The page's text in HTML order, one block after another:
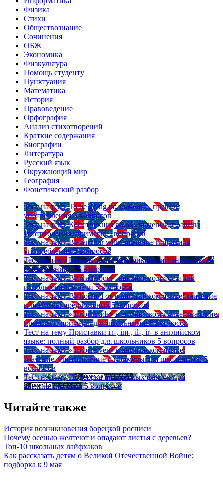
Физика
Стихи
Обществознание
Сочинения
ОБЖ
Экономика
Физкультура
Помощь студенту
Пунктуация
Математика
История
Правоведение
Орфография
Анализ стихотворений
Краткие содержания
Биографии
Литература
Русский язык
Окружающий мир
География
Фонетический разбор
Тест на тему To be going to: значение, правила
употребления 5 вопросов
Тест на тему Конструкция go on: значения, правила
употребления, примеры 5 вопросов
Тест на тему Be familiar with: значение и правила
употребления 5 вопросов
Тест на тему Британский vs американский английский:
в чем разница? 5 вопросов
Тест на тему Be mad about - как переводится и как
использовать в речи 5 вопросов
Тест на тему Be hooked on в английском языке: значение
и примеры предложений 5 вопросов
Тест на тему «To be made» в английском языке: значение,
правила и примеры для школьников 5 вопросов
Тест на тему Приставки in-, im-, il-, ir- в английском
языке: полный разбор для школьников 5 вопросов
Тест на тему «To be given» в английском языке:
значение, употребление и примеры для школьников 5
вопросов
Тест на тему Подборка интересных фактов про
английский язык 5 вопросов
Читайте также
История возникновения борецкой росписи
Почему осенью желтеют и опадают листья с деревьев?
Топ-10 школьных лайфхаков
Как рассказать детям о Великой Отечественной Войне:
подборка к 9 мая